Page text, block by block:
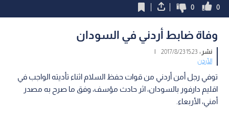
0
0
وفاة ضابط أردني في السودان
نشر :15:23 2017/8/23
|
الأردن
توفي رجل أمن أردني من قوات حفظ السلام اثناء تأديته الواجب في
اقليم دارفور بالسودان، اثر حادث مؤسف، وفق ما صرح به مصدر
أمني، الأربعاء.